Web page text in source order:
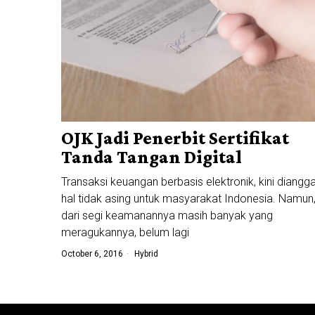
OJK Jadi Penerbit Sertifikat
Tanda Tangan Digital
Transaksi keuangan berbasis elektronik, kini
hal tidak asing untuk masyarakat Indonesia. Namun,
dari segi keamanannya masih banyak yang
meragukannya, belum lagi
October 6, 2016 Hybrid